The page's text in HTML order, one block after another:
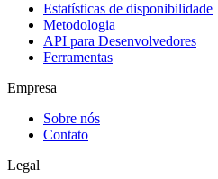
Estatísticas de disponibilidade
Metodologia
API para Desenvolvedores
Ferramentas
Empresa
Sobre nós
Contato
Legal